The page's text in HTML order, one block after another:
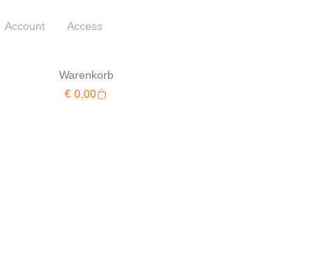
Account Access
Warenkorb
€ 0,00Warenkorb